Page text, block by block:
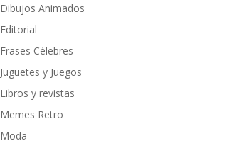
Dibujos Animados
Editorial
Frases Célebres
Juguetes y Juegos
Libros y revistas
Memes Retro
Moda